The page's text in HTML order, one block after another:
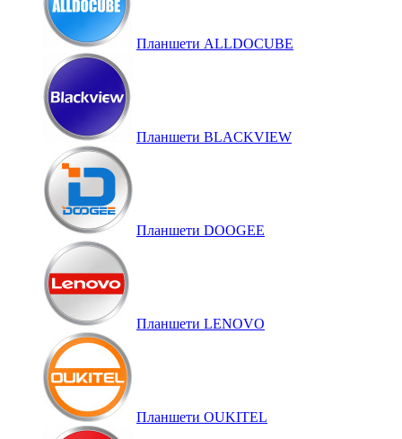
Планшети ALLDOCUBE
Планшети BLACKVIEW
Планшети DOOGEE
Планшети LENOVO
Планшети OUKITEL